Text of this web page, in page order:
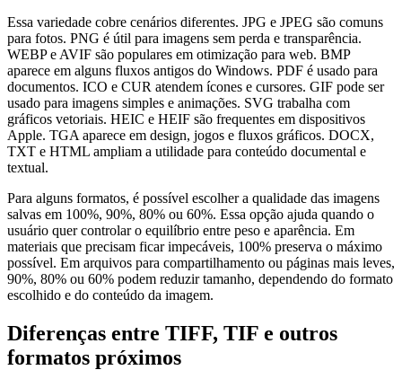
Essa variedade cobre cenários diferentes. JPG e JPEG são comuns
para fotos. PNG é útil para imagens sem perda e transparência.
WEBP e AVIF são populares em otimização para web. BMP
aparece em alguns fluxos antigos do Windows. PDF é usado para
documentos. ICO e CUR atendem ícones e cursores. GIF pode ser
usado para imagens simples e animações. SVG trabalha com
gráficos vetoriais. HEIC e HEIF são frequentes em dispositivos
Apple. TGA aparece em design, jogos e fluxos gráficos. DOCX,
TXT e HTML ampliam a utilidade para conteúdo documental e
textual.
Para alguns formatos, é possível escolher a qualidade das imagens
salvas em 100%, 90%, 80% ou 60%. Essa opção ajuda quando o
usuário quer controlar o equilíbrio entre peso e aparência. Em
materiais que precisam ficar impecáveis, 100% preserva o máximo
possível. Em arquivos para compartilhamento ou páginas mais leves,
90%, 80% ou 60% podem reduzir tamanho, dependendo do formato
escolhido e do conteúdo da imagem.
Diferenças entre TIFF, TIF e outros
formatos próximos